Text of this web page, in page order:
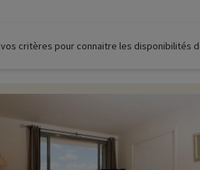
critères pour connaitre les disponibilités